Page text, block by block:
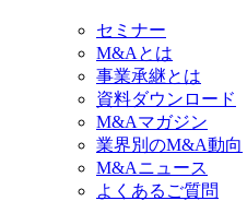
セミナー
M&Aとは
事業承継とは
資料ダウンロード
M&Aマガジン
業界別のM&A動向
M&Aニュース
よくあるご質問